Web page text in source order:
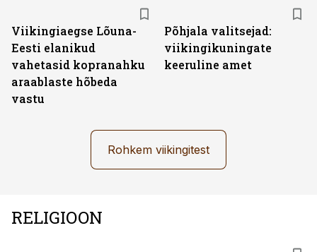
Viikingiaegse Lõuna-
Eesti elanikud
vahetasid kopranahku
araablaste hõbeda
vastu
Põhjala valitsejad:
viikingikuningate
keeruline amet
Rohkem viikingitest
RELIGIOON